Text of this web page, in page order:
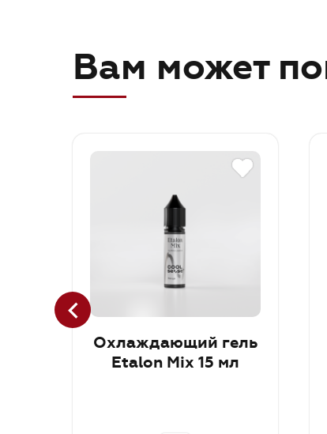
Вам может
Охлаждающий гель
Etalon Mix 15 мл